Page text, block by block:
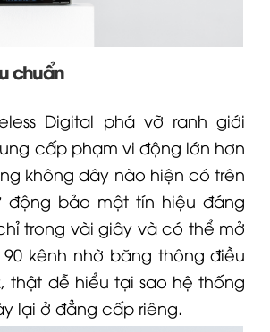
chuẩn
Digital phá vỡ ranh giới
cấp phạm vi động lớn hơn
không dây nào hiện có trên
động bảo mật tín hiệu đáng
trong vài giây và có thể mở
kênh nhờ băng thông điều
thật dễ hiểu tại sao hệ thống
lại ở đẳng cấp riêng.